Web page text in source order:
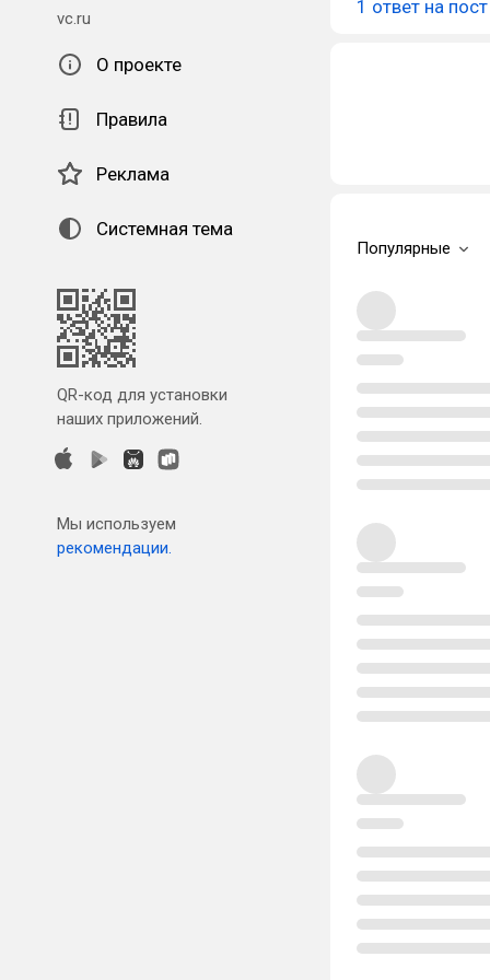
vc.ru
О проекте
Правила
Реклама
Системная тема
QR-код для установки
наших приложений.
Мы используем
рекомендации.
1 ответ на пост
Популярные